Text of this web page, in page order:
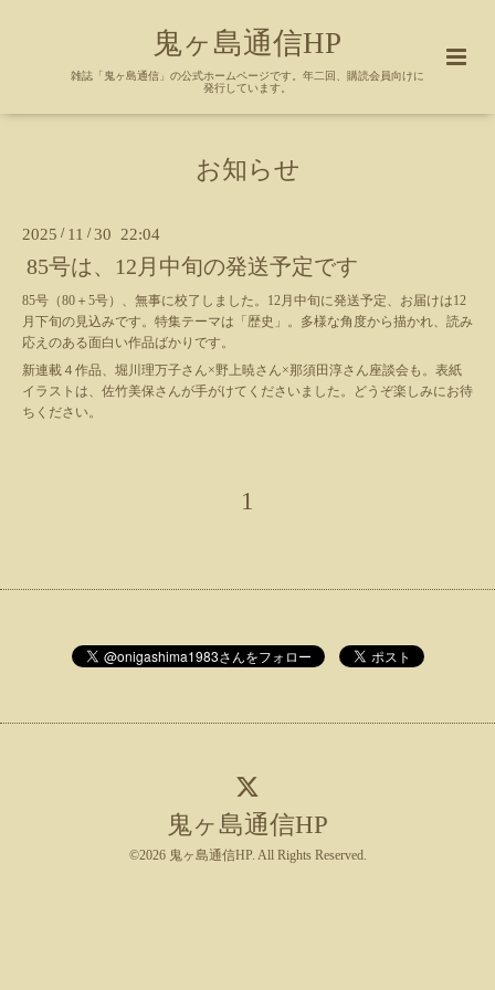
鬼ヶ島通信HP
雑誌「鬼ヶ島通信」の公式ホームページです。年二回、購読会員向けに
発行しています。
お知らせ
2025 / 11 /30 22:04
85号は、12月中旬の発送予定です
85号（80＋5号）、無事に校了しました。12月中旬に発送予定、お届けは12
月下旬の見込みです。特集テーマは「歴史」。多様な角度から描かれ、読み
応えのある面白い作品ばかりです。
新連載４作品、堀川理万子さん×野上暁さん×那須田淳さん座談会も。表紙
イラストは、佐竹美保さんが手がけてくださいました。どうぞ楽しみにお待
ちください。
1
鬼ヶ島通信HP
©2026 鬼ヶ島通信HP. All Rights Reserved.